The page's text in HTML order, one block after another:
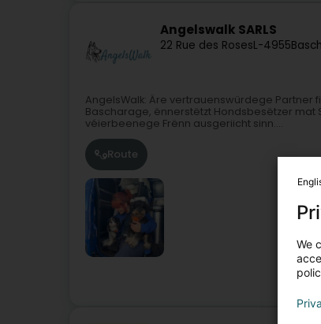
Angelswalk SARLS
22 Rue des RosesL-4955
AngelsWalk: Äre vertrauenswürdege Partner
Bascharage, ënnerstëtzt Hondsbesëtzer mat
véierbeenege Frënn ausgeriicht sinn....
Route
We